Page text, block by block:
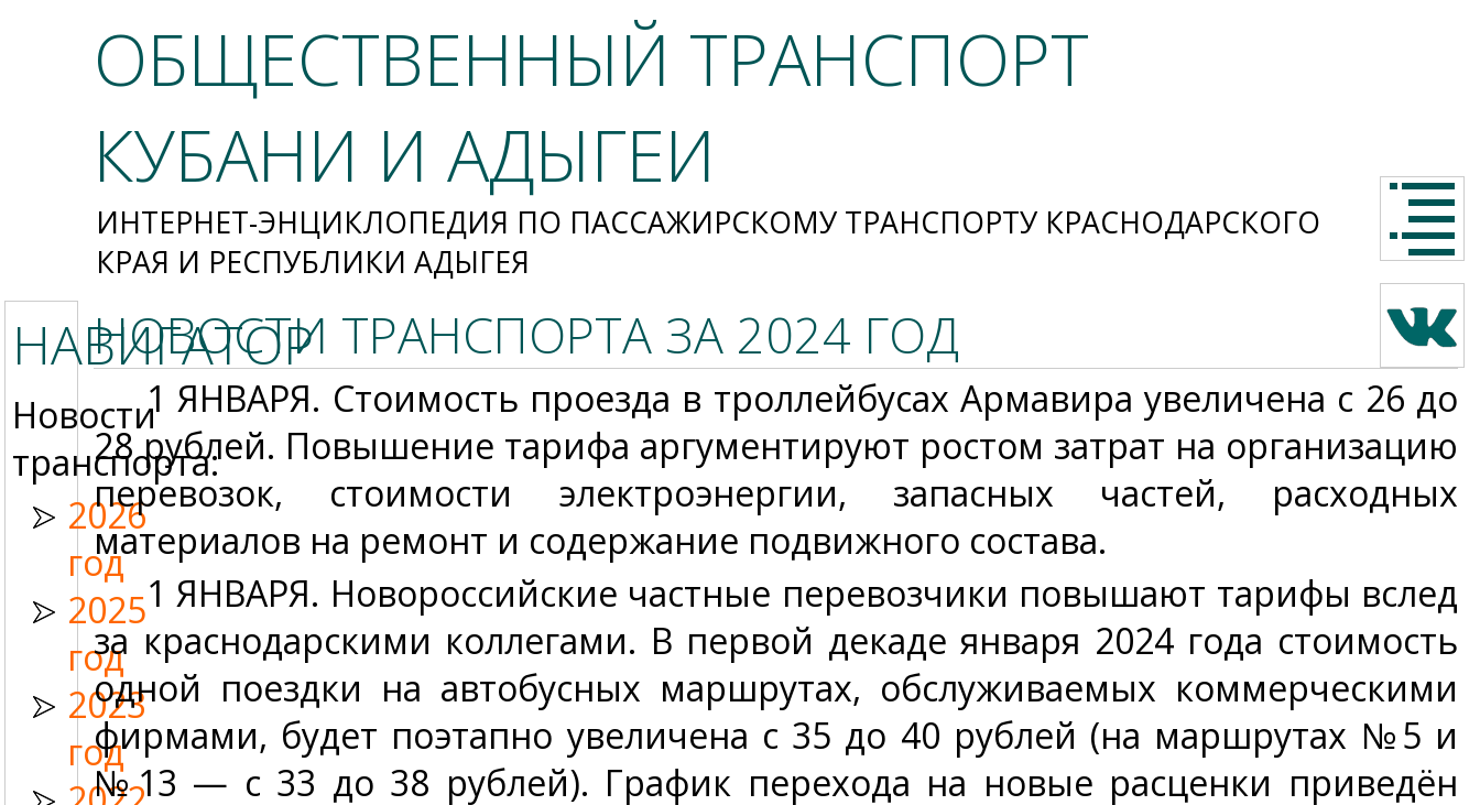
ОБЩЕСТВЕННЫЙ ТРАНСПОРТ
КУБАНИ И АДЫГЕИ
ИНТЕРНЕТ-ЭНЦИКЛОПЕДИЯ ПО ПАССАЖИРСКОМУ ТРАНСПОРТУ КРАСНОДАРСКОГО
КРАЯ И РЕСПУБЛИКИ АДЫГЕЯ
НАВИГАТОР
Новости
транспорта:
2026
год
2025
год
2023
год
НОВОСТИ ТРАНСПОРТА ЗА 2024 ГОД
1 ЯНВАРЯ. Стоимость проезда в троллейбусах Армавира увеличена с 26 до
28 рублей. Повышение тарифа аргументируют ростом затрат на организацию
перевозок, стоимости электроэнергии, запасных частей, расходных
материалов на ремонт и содержание подвижного состава.
1 ЯНВАРЯ. Новороссийские частные перевозчики повышают тарифы вслед
за краснодарскими коллегами. В первой декаде января 2024 года стоимость
одной поездки на автобусных маршрутах, обслуживаемых коммерческими
фирмами, будет поэтапно увеличена с 35 до 40 рублей (на маршрутах №5 и
№13 — с 33 до 38 рублей). График перехода на новые расценки приведён